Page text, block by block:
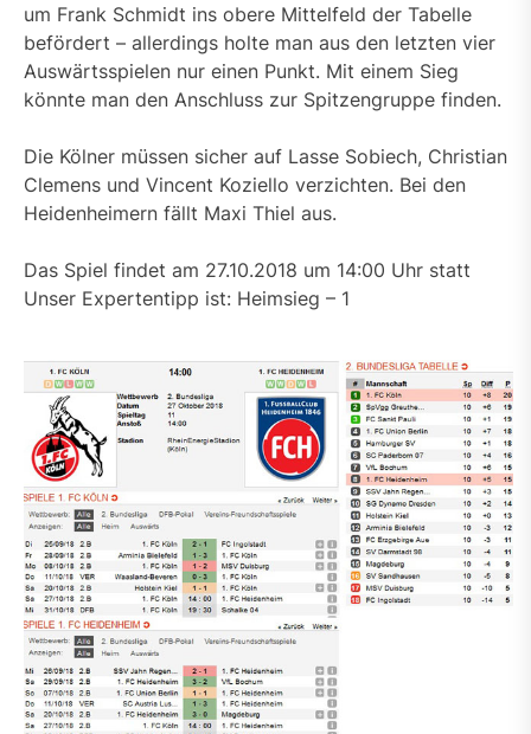
um Frank Schmidt ins obere Mittelfeld der Tabelle
befördert – allerdings holte man aus den letzten vier
Auswärtsspielen nur einen Punkt. Mit einem Sieg
könnte man den Anschluss zur Spitzengruppe finden.
Die Kölner müssen sicher auf Lasse Sobiech, Christian
Clemens und Vincent Koziello verzichten. Bei den
Heidenheimern fällt Maxi Thiel aus.
Das Spiel findet am 27.10.2018 um 14:00 Uhr statt
Unser Expertentipp ist: Heimsieg – 1